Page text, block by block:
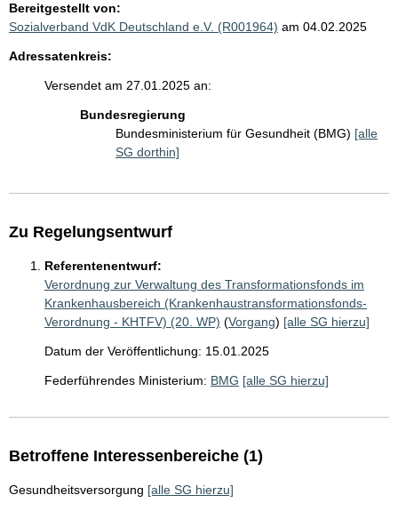
Bereitgestellt von:
Sozialverband VdK Deutschland e.V. (R001964) am 04.02.2025
Adressatenkreis:
Versendet am 27.01.2025 an:
Bundesregierung
Bundesministerium für Gesundheit (BMG) [alle
SG dorthin]
Zu Regelungsentwurf
Referentenentwurf:
Verordnung zur Verwaltung des Transformationsfonds im
Krankenhausbereich (Krankenhaustransformationsfonds-
Verordnung - KHTFV) (20. WP) (Vorgang) [alle SG hierzu]
Datum der Veröffentlichung: 15.01.2025
Federführendes Ministerium: BMG [alle SG hierzu]
Betroffene Interessenbereiche (1)
Gesundheitsversorgung [alle SG hierzu]